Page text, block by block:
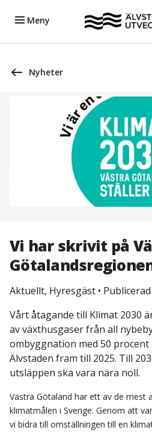
Meny
Nyheter
Vi har skrivit på
Aktuellt, Hyresgäst •
Vårt åtagande till Klimat 2030
av växthusgaser från all
ombyggnation med 50 procent
Älvstaden fram till 2025. Till
utsläppen ska vara nära noll.
Västra Götaland har ett av de mest
klimatmålen i Sverige. Genom att
vi bidra till omställningen till en